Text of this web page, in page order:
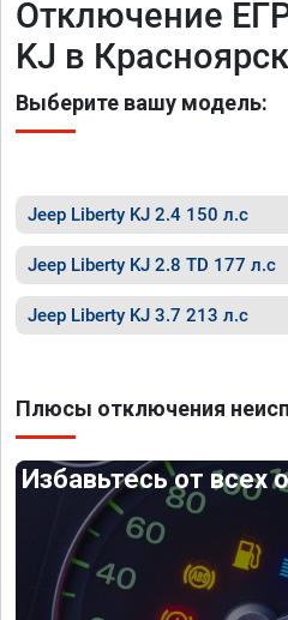
Отключение
KJ в
Выберите вашу модель:
Jeep Liberty KJ 2.4 150 л.с
Jeep Liberty KJ 2.8 TD 177 л.с
Jeep Liberty KJ 3.7 213 л.с
Плюсы отключения
Избавьтесь от всех